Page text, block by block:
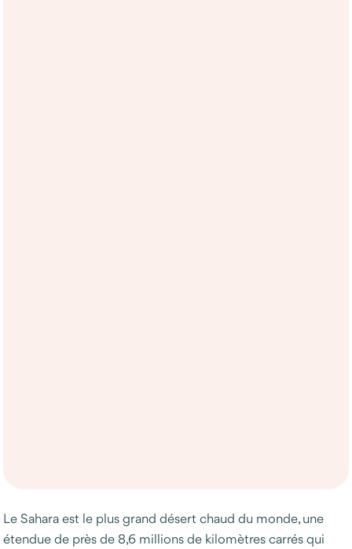
Le Sahara est le plus grand désert chaud du monde, une
étendue de près de 8,6 millions de kilomètres carrés qui